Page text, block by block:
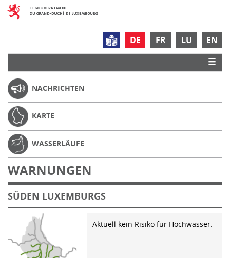
DE FR LU EN
NACHRICHTEN
KARTE
WASSERLÄUFE
WARNUNGEN
SÜDEN LUXEMBURGS
Aktuell kein Risiko für Hochwasser.